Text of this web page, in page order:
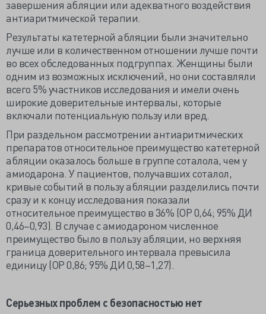
завершения абляции или адекватного воздействия
антиаритмической терапии.
Результаты катетерной абляции были значительно
лучше или в количественном отношении лучше почти
во всех обследованных подгруппах. Женщины были
одним из возможных исключений, но они составляли
всего 5% участников исследования и имели очень
широкие доверительные интервалы, которые
включали потенциальную пользу или вред.
При раздельном рассмотрении антиаритмических
препаратов относительное преимущество катетерной
абляции оказалось больше в группе соталола, чем у
амиодарона. У пациентов, получавших соталол,
кривые событий в пользу абляции разделились почти
сразу и к концу исследования показали
относительное преимущество в 36% (ОР 0,64; 95% ДИ
0,46–0,93). В случае с амиодароном численное
преимущество было в пользу абляции, но верхняя
граница доверительного интервала превысила
единицу (ОР 0,86; 95% ДИ 0,58–1,27).
Серьезных проблем с безопасностью нет